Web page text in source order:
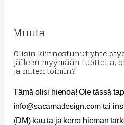
Muuta
Olisin kiinnostunut
jälleen myymään tuotteita,
ja miten toimin?
Tämä olisi hienoa! Ole tässä
info@sacamadesign.com tai
(DM) kautta ja kerro hieman